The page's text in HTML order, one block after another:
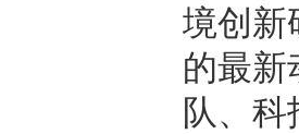
境创新
的最新
队、